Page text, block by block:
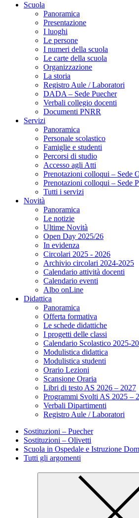
Scuola
Panoramica
Presentazione
I luoghi
Le persone
I numeri della scuola
Le carte della scuola
Organizzazione
La storia
Registro Aule / Laboratori
DADA – Sede Puecher
Verbali collegio docenti
Documenti PNRR
Servizi
Panoramica
Personale scolastico
Famiglie e studenti
Percorsi di studio
Accesso agli Atti
Prenotazioni colloqui – Sede
Prenotazioni colloqui – Sede
Tutti i servizi
Novità
Panoramica
Le notizie
Ultime Novità
Open Day 2025/26
In evidenza
Circolari 2025 - 2026
Archivio circolari 2024-2025
Calendario attività docenti
Calendario eventi
Albo onLine
Didattica
Panoramica
Offerta formativa
Le schede didattiche
I progetti delle classi
Calendario Scolastico 2025-
Modulistica didattica
Modulistica studenti
Orario Lezioni
Scansione Oraria
Libri di testo AS 2026 – 2027
Programmi Svolti AS 2025 –
Verbali Dipartimenti
Registro Aule / Laboratori
Sostituzioni – Puecher
Sostituzioni – Olivetti
Scuola in Ospedale e Istruzione
Tutti gli argomenti